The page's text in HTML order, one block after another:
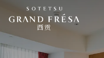
西贡